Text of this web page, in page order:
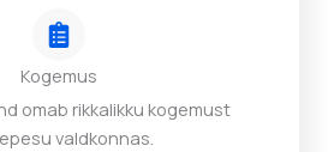
Kogemus
omab rikkalikku kogemust
valdkonnas.